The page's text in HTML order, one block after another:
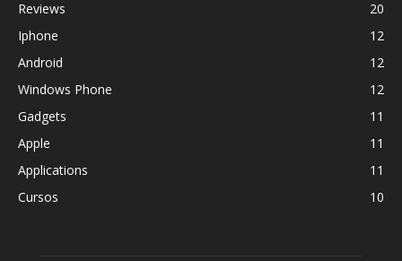
Reviews
20
Iphone
12
Android
12
Windows Phone
12
Gadgets
11
Apple
11
Applications
11
Cursos
10